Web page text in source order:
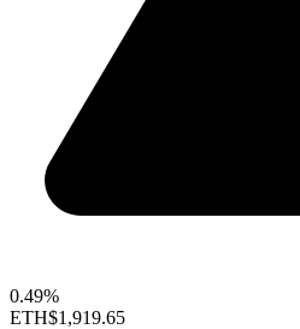
0.49%
ETH$1,919.65